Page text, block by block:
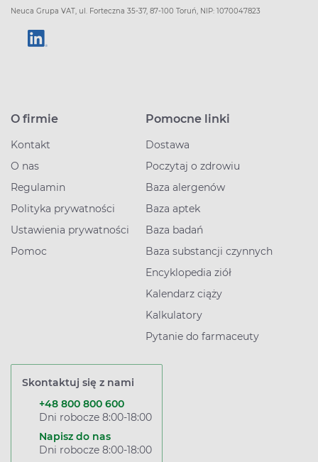
Neuca Grupa VAT, ul. Forteczna 35-37, 87-100 Toruń, NIP: 1070047823
O firmie
Kontakt
O nas
Regulamin
Polityka prywatności
Ustawienia prywatności
Pomoc
Pomocne linki
Dostawa
Poczytaj o zdrowiu
Baza alergenów
Baza aptek
Baza badań
Baza substancji czynnych
Encyklopedia ziół
Kalendarz ciąży
Kalkulatory
Pytanie do farmaceuty
Skontaktuj się z nami
+48 800 800 600
Dni robocze 8:00-18:00
Napisz do nas
Dni robocze 8:00-18:00